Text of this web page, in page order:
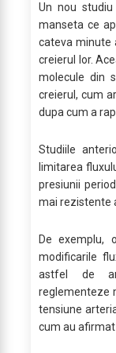
Un nou
manseta ce
cateva minute
creierul lor.
molecule din
creierul, cum
dupa cum a
Studiile
limitarea
presiunii
mai rezistente
De exemplu,
modificarile
astfel de
reglementeze
tensiune
cum au